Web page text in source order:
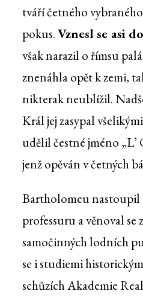
tváří četného
pokus.Vznesl se asi
však narazil o římsu
znenáhla opět k zemi,
nikterak neublížil.
Král jej zasypal
udělil čestné jméno
jenž opěván v četných
Bartholomeu nastoupil
professuru a věnoval
samočinných lodních
se i studiemi
schůzích Akademie